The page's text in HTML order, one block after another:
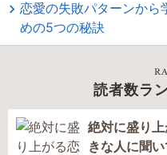
恋愛の失敗パターンから
めの5つの秘訣
読者数ラ
絶対に盛り
きな人に聞